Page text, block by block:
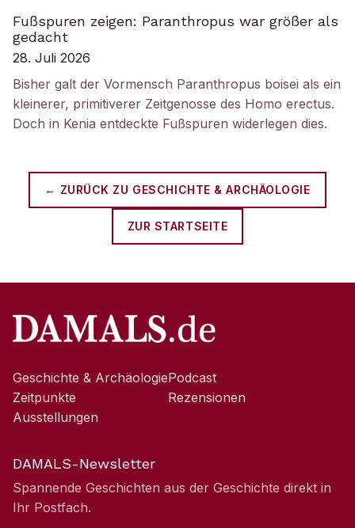
Fußspuren zeigen: Paranthropus war größer als
gedacht
28. Juli 2026
Bisher galt der Vormensch Paranthropus boisei als ein
kleinerer, primitiverer Zeitgenosse des Homo erectus.
Doch in Kenia entdeckte Fußspuren widerlegen dies.
← ZURÜCK ZU GESCHICHTE & ARCHÄOLOGIE
ZUR STARTSEITE
Geschichte & Archäologie
Zeitpunkte
Ausstellungen
Podcast
Rezensionen
DAMALS-Newsletter
Spannende Geschichten aus der Geschichte direkt in
Ihr Postfach.